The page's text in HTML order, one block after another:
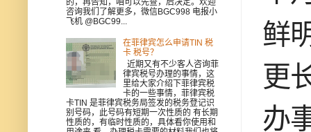
鲜
更
办
的，再告知，咱可以先查，后决定。欢迎
咨询我们了解更多，微信BGC998 电报小
飞机 @BGC99...
在菲律宾怎么申请TIN 税
卡 税号？
近期又有不少客人咨询菲
律宾税号办理的事情，这
里给大家介绍下菲律宾税
卡的一些事情，菲律宾税
卡TIN 是菲律宾税务局签发的税务登记识
别号码，此号码有短期一次性质的 有长期
性质的，有临时性质的，具体看你使用和